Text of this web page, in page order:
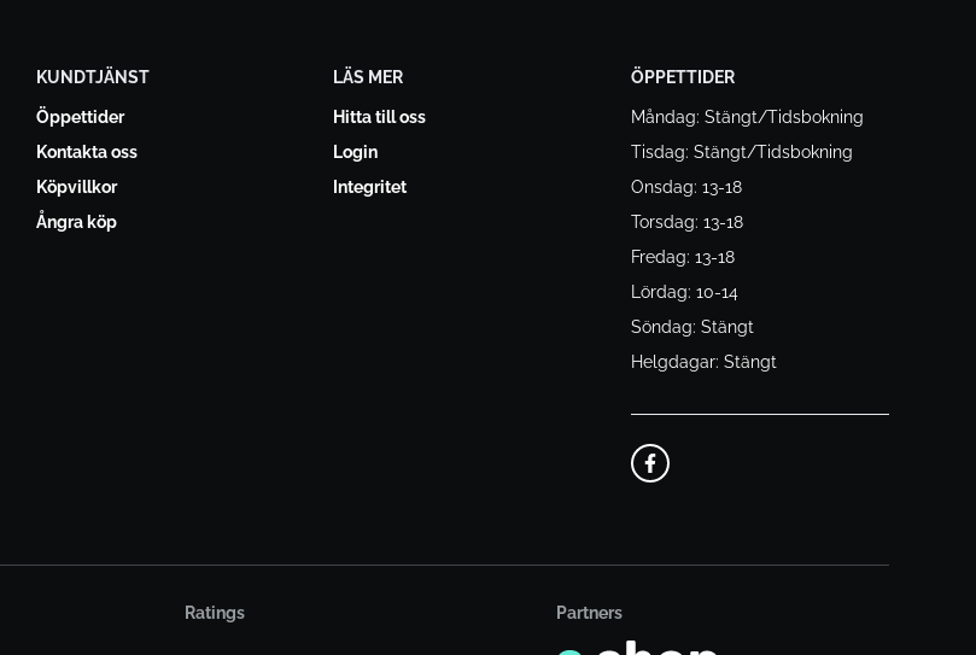
KUNDTJÄNST
Öppettider
Kontakta oss
Köpvillkor
Ångra köp
LÄS MER
Hitta till oss
Login
Integritet
ÖPPETTIDER
Måndag: Stängt/Tidsbokning
Tisdag: Stängt/Tidsbokning
Onsdag: 13-18
Torsdag: 13-18
Fredag: 13-18
Lördag: 10-14
Söndag: Stängt
Helgdagar: Stängt
Ratings Partners